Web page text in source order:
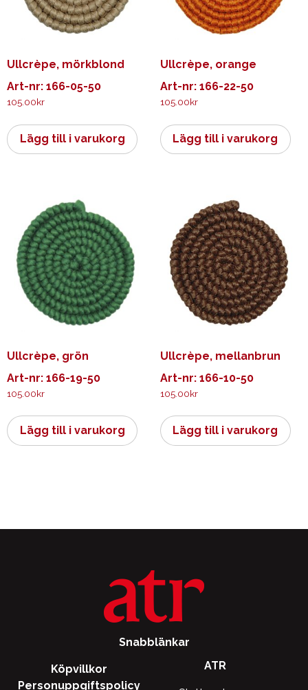
Ullcrèpe, mörkblond
Art-nr: 166-05-50
105.00kr
Lägg till i varukorg
Ullcrèpe, orange
Art-nr: 166-22-50
105.00kr
Lägg till i varukorg
Ullcrèpe, grön
Art-nr: 166-19-50
105.00kr
Lägg till i varukorg
Ullcrèpe, mellanbrun
Art-nr: 166-10-50
105.00kr
Lägg till i varukorg
Snabblänkar
Köpvillkor
Personuppgiftspolicy
ATR